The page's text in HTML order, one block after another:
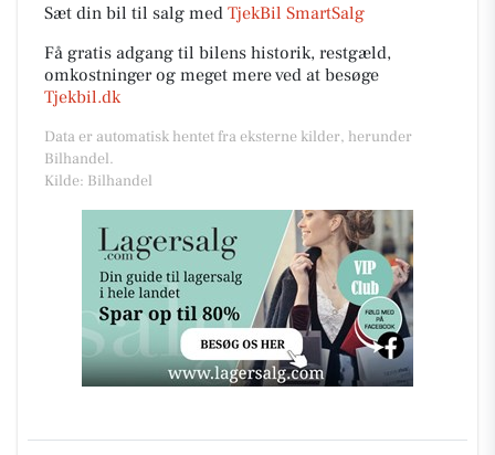
Sæt din bil til salg med TjekBil SmartSalg
Få gratis adgang til bilens historik, restgæld,
omkostninger og meget mere ved at besøge
Tjekbil.dk
Data er automatisk hentet fra eksterne kilder, herunder
Bilhandel.
Kilde: Bilhandel